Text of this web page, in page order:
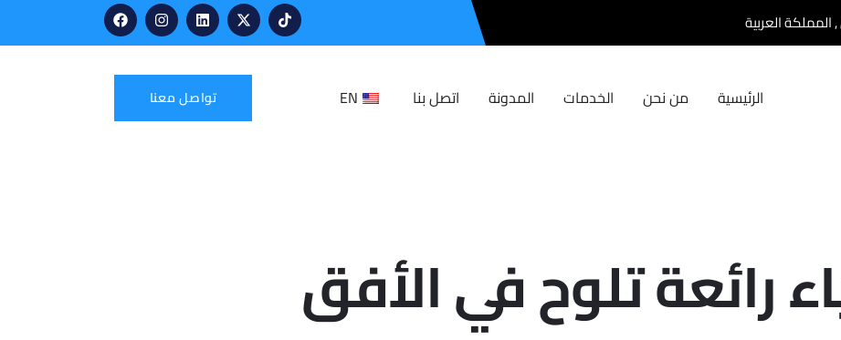
المملكة العربية
الرئيسية من نحن الخدمات المدونة اتصل بنا EN تواصل معنا
رائعة تلوح في الأفق